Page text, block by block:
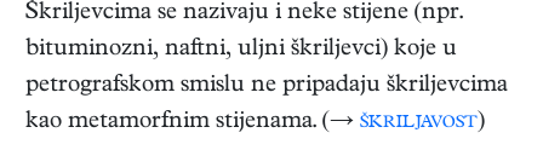
Škriljevcima se nazivaju i neke stijene (npr.
bituminozni, naftni, uljni škriljevci) koje u
petrografskom smislu ne pripadaju škriljevcima
kao metamorfnim stijenama. (→ škriljavost)